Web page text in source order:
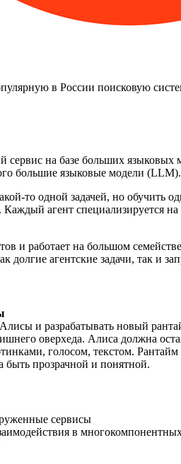
в России поисковую
на базе больших языковых
большие языковые модели (LLM).
то одной задачей, но обучить
Каждый агент специализируется
и работает на большом
долгие агентские задачи, так и
и разрабатывать новый
оверхеда. Алиса должна
голосом, текстом.
прозрачной и понятной.
сервисы
в